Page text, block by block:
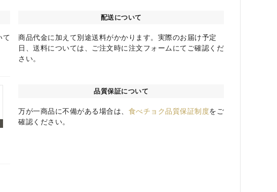
て
配送について
商品代金に加えて別途送料がかかります。実際のお届け予定
日、送料については、ご注文時に注文フォームにてご確認くだ
さい。
品質保証について
万が一商品に不備がある場合は、 食べチョク品質保証制度をご
確認ください。